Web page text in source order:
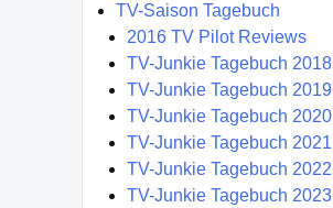
TV-Saison Tagebuch
2016 TV Pilot Reviews
TV-Junkie Tagebuch 2018
TV-Junkie Tagebuch 2019
TV-Junkie Tagebuch 2020
TV-Junkie Tagebuch 2021
TV-Junkie Tagebuch 2022
TV-Junkie Tagebuch 2023